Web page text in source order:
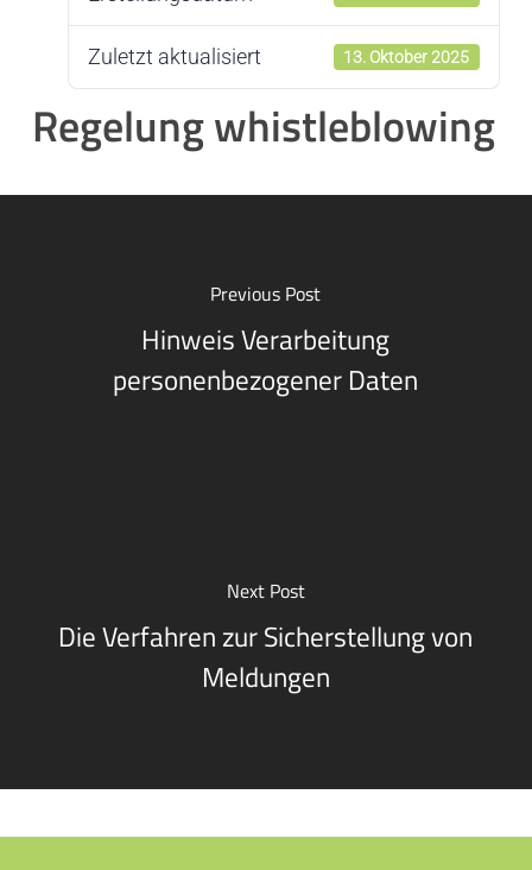
Zuletzt aktualisiert 13. Oktober 2025
Regelung whistleblowing
Previous Post
Hinweis Verarbeitung
personenbezogener Daten
Next Post
Die Verfahren zur Sicherstellung von
Meldungen